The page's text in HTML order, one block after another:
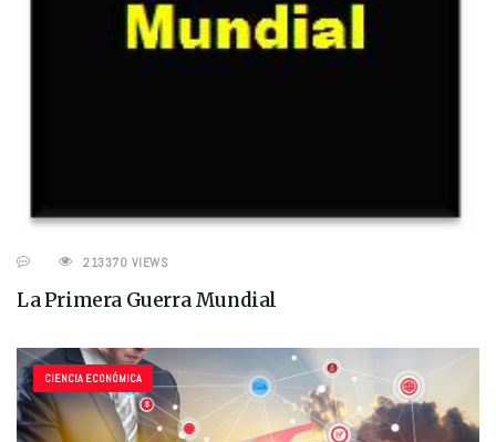
213370 VIEWS
La Primera Guerra Mundial
CIENCIA ECONÓMICA